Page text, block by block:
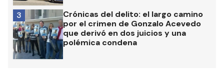
Crónicas del delito: el largo camino
por el crimen de Gonzalo Acevedo
que derivó en dos juicios y una
polémica condena
3